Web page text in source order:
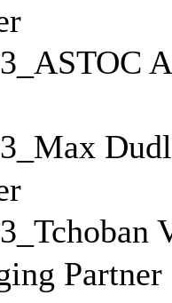
Partner